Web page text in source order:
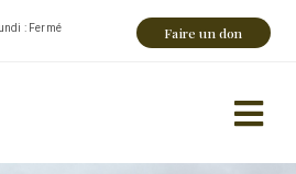
: Fermé Faire un don